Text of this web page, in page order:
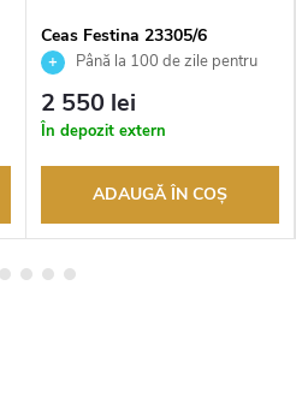
Ceas Festina 23305/6
Până la 100 de zile pentru
returnarea bunurilor. Vânzător
autorizat
2 550 lei
În depozit extern
ADAUGĂ ÎN COŞ